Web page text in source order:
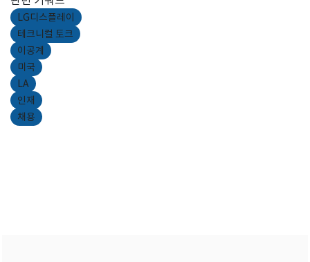
LG디스플레이
테크니컬 토크
이공계
미국
LA
인재
채용